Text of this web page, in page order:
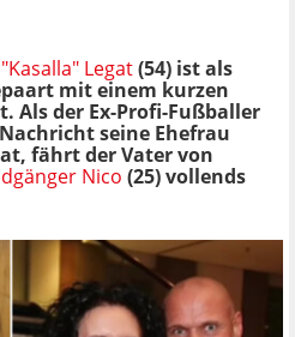
Legat(54) ist als
mit einem kurzen
Als der Ex-Profi-Fußballer
seine Ehefrau
fährt der Vater von
Nico (25) vollends